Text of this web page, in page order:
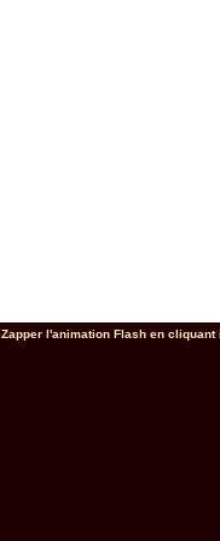
Zapper l'animation Flash en cliquant